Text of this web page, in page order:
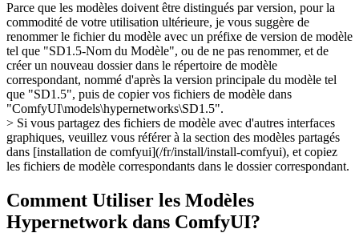
Parce que les modèles doivent être distingués par version, pour la
commodité de votre utilisation ultérieure, je vous suggère de
renommer le fichier du modèle avec un préfixe de version de modèle
tel que "SD1.5-Nom du Modèle", ou de ne pas renommer, et de
créer un nouveau dossier dans le répertoire de modèle
correspondant, nommé d'après la version principale du modèle tel
que "SD1.5", puis de copier vos fichiers de modèle dans
"ComfyUI\models\hypernetworks\SD1.5".
> Si vous partagez des fichiers de modèle avec d'autres interfaces
graphiques, veuillez vous référer à la section des modèles partagés
dans [installation de comfyui](/fr/install/install-comfyui), et copiez
les fichiers de modèle correspondants dans le dossier correspondant.
Comment Utiliser les Modèles
Hypernetwork dans ComfyUI?